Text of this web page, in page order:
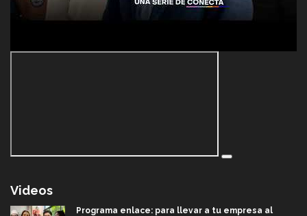
Videos
Programa enlace: para llevar a tu empresa al